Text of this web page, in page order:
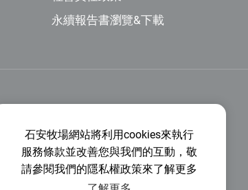
永續報告書瀏覽&下載
重視，如何確保消費者「食」的安
世紀的重要課題，而食品可追蹤
手段。 尤其在歐盟、美加、日韓
石安牧場網站將利用cookies來執行
服務條款並改善您與我們的互動，敬
請參閱我們的隱私權政策來了解更多